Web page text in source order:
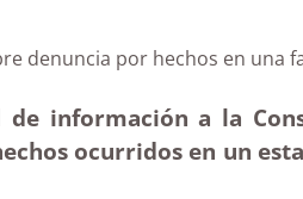
denuncia por hechos
información a la
ocurridos en un